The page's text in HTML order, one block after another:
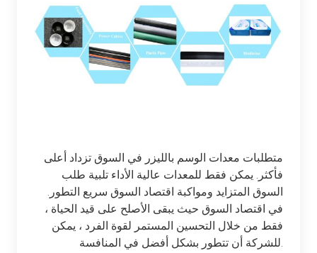
متطلبات معدات الوسم بالليزر في السوق تزداد أعلى
فأكثر. يمكن فقط للمعدات عالية الأداء تلبية طلب
السوق المتزايد ومواكبة اقتصاد السوق سريع التطور.
في اقتصاد السوق حيث يبقى الأصلح على قيد الحياة ،
فقط من خلال التحسين المستمر لقوة الفرد ، يمكن
للشركة أن تتطور بشكل أفضل في المنافسة.